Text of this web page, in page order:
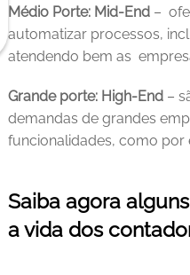
Médio Porte: Mid-End –
automatizar processos,
atendendo bem as
Grande porte: High-End –
demandas de grandes
funcionalidades, como por
Saiba agora
a vida dos